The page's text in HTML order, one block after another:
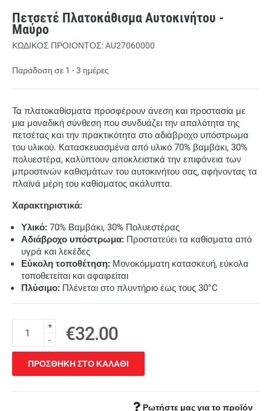
Πετσετέ Πλατοκάθισμα Αυτοκινήτου -
Μαύρο
ΚΩΔΙΚΟΣ ΠΡΟΙΟΝΤΟΣ: AU27060000
Παράδοση σε 1 - 3 ημέρες
Τα πλατοκαθίσματα προσφέρουν άνεση και προστασία με
μια μοναδική σύνθεση που συνδυάζει την απαλότητα της
πετσέτας και την πρακτικότητα στο αδιάβροχο υπόστρωμα
του υλικού. Κατασκευασμένα από υλικό 70% βαμβάκι, 30%
πολυεστέρα, καλύπτουν αποκλειστικά την επιφάνεια των
μπροστινών καθισμάτων του αυτοκινήτου σας, αφήνοντας τα
πλαϊνά μέρη του καθίσματος ακάλυπτα.
Χαρακτηριστικά:
Υλικό: 70% Βαμβάκι, 30% Πολυεστέρας
Αδιάβροχο υπόστρωμα: Προστατεύει τα καθίσματα από
υγρά και λεκέδες
Εύκολη τοποθέτηση: Μονοκόμματη κατασκευή, εύκολα
τοποθετείται και αφαιρείται
Πλύσιμο: Πλένεται στο πλυντήριο έως τους 30°C
+
-
€32.00
ΠΡΟΣΘΗΚΗ ΣΤΟ ΚΑΛΑΘΙ
Ρωτήστε μας για το προϊόν